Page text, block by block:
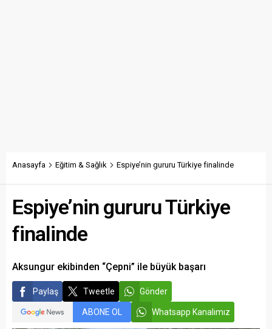
Anasayfa Eğitim & Sağlık Espiye’nin gururu Türkiye finalinde
Espiye’nin gururu Türkiye
finalinde
Aksungur ekibinden “Çepni” ile büyük başarı
Paylaş Tweetle Gönder
ABONE OL Whatsapp Kanalımız